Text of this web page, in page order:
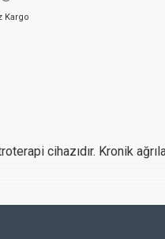
Kargo
cihazıdır. Kronik